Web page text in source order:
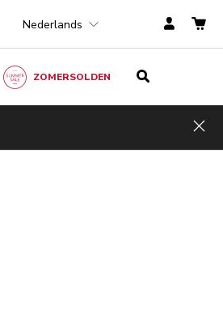
Nederlands
ZOMERSOLDEN